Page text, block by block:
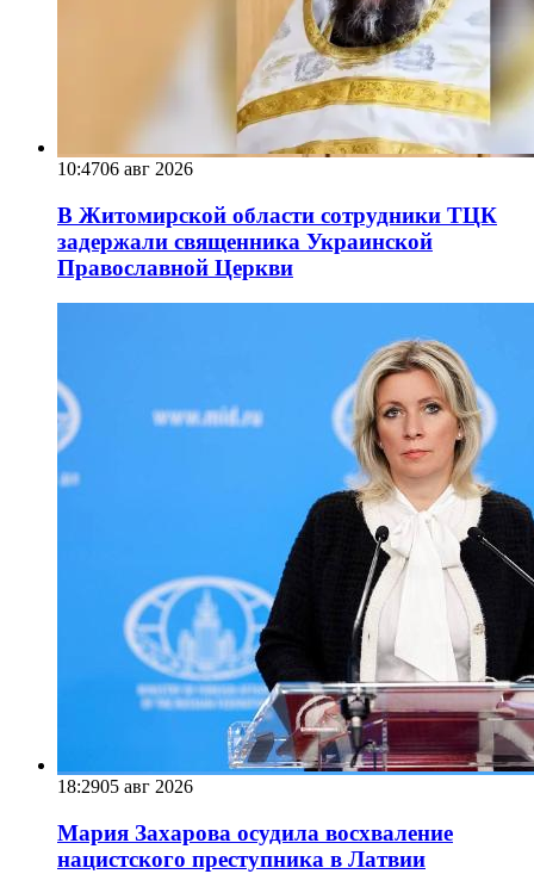
10:4706 авг 2026
В Житомирской области сотрудники ТЦК
задержали священника Украинской
Православной Церкви
18:2905 авг 2026
Мария Захарова осудила восхваление
нацистского преступника в Латвии